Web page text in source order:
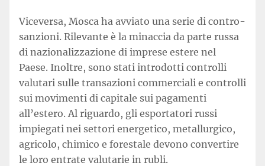
Viceversa, Mosca ha avviato una serie di contro-
sanzioni. Rilevante è la minaccia da parte russa
di nazionalizzazione di imprese estere nel
Paese. Inoltre, sono stati introdotti controlli
valutari sulle transazioni commerciali e controlli
sui movimenti di capitale sui pagamenti
all’estero. Al riguardo, gli esportatori russi
impiegati nei settori energetico, metallurgico,
agricolo, chimico e forestale devono convertire
le loro entrate valutarie in rubli.